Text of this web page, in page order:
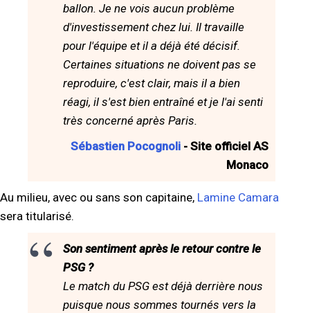
ballon. Je ne vois aucun problème
d'investissement chez lui. Il travaille
pour l'équipe et il a déjà été décisif.
Certaines situations ne doivent pas se
reproduire, c'est clair, mais il a bien
réagi, il s'est bien entraîné et je l'ai senti
très concerné après Paris.
Sébastien Pocognoli - Site officiel AS
Monaco
Au milieu, avec ou sans son capitaine, Lamine Camara
sera titularisé.
Son sentiment après le retour contre le
PSG ?
Le match du PSG est déjà derrière nous
puisque nous sommes tournés vers la